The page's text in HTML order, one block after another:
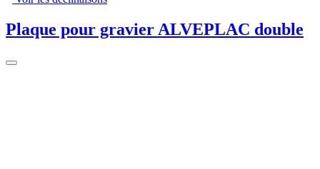
Plaque pour gravier ALVEPLAC double